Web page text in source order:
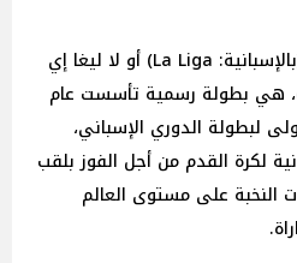
الدوري الإسباني أو لا ليغا (بالإسبانية: La Liga)‏ أو لا ليغا إي
هي بطولة رسمية تأسست عام
لبطولة الدوري الإسباني،
لكرة القدم من أجل الفوز بلقب
النخبة على مستوى العالم